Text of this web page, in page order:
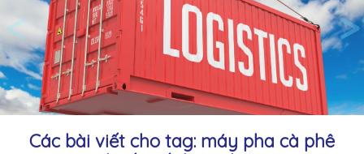
< >
Các bài viết cho tag: máy pha cà phê